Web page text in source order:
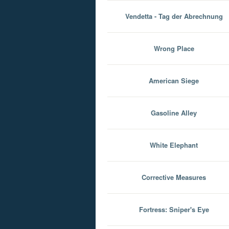
Vendetta - Tag der Abrechnung
Wrong Place
American Siege
Gasoline Alley
White Elephant
Corrective Measures
Fortress: Sniper's Eye